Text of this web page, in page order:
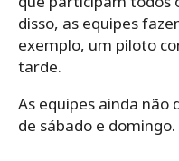
disso, as equipes
exemplo, um piloto
tarde.
As equipes ainda não
de sábado e domingo.